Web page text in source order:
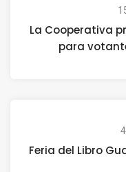
La Cooperativa
para
Feria del Libro